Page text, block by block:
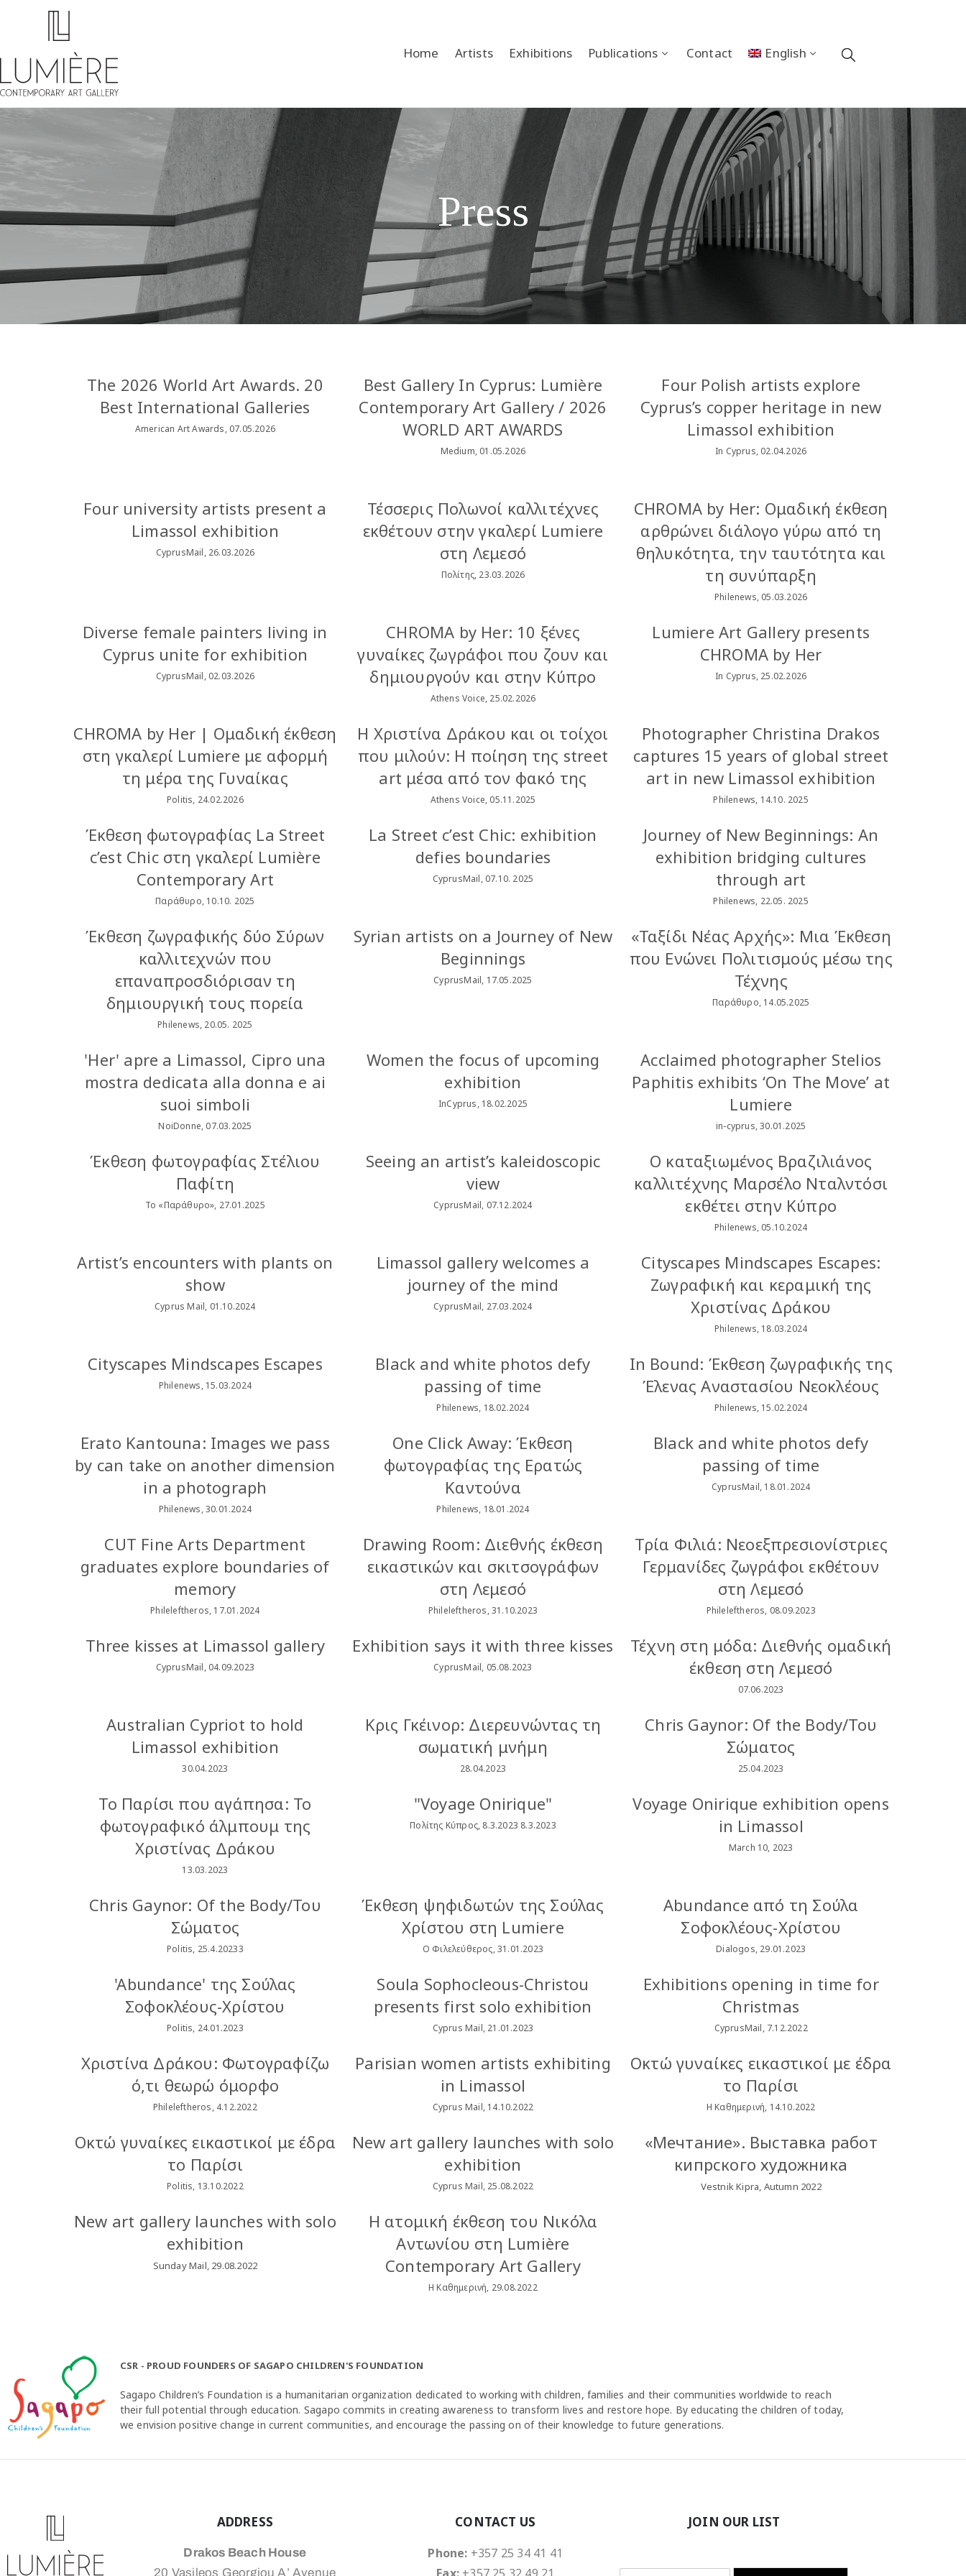
Home Artists Exhibitions Publications Contact English
Press
The 2026 World Art Awards. 20
Best International Galleries
American Art Awards, 07.05.2026
Best Gallery In Cyprus: Lumière
Contemporary Art Gallery / 2026
WORLD ART AWARDS
Medium, 01.05.2026
Four Polish artists explore
Cyprus’s copper heritage in new
Limassol exhibition
In Cyprus, 02.04.2026
Four university artists present a
Limassol exhibition
CyprusMail, 26.03.2026
Τέσσερις Πολωνοί καλλιτέχνες
εκθέτουν στην γκαλερί Lumiere
στη Λεμεσό
Πολίτης, 23.03.2026
CHROMA by Her: Ομαδική έκθεση
αρθρώνει διάλογο γύρω από τη
θηλυκότητα, την ταυτότητα και
τη συνύπαρξη
Philenews, 05.03.2026
Diverse female painters living in
Cyprus unite for exhibition
CyprusMail, 02.03.2026
CHROMA by Her: 10 ξένες
γυναίκες ζωγράφοι που ζουν και
δημιουργούν και στην Κύπρο
Athens Voice, 25.02.2026
Lumiere Art Gallery presents
CHROMA by Her
In Cyprus, 25.02.2026
CHROMA by Her | Ομαδική έκθεση
στη γκαλερί Lumiere με αφορμή
τη μέρα της Γυναίκας
Politis, 24.02.2026
Η Χριστίνα Δράκου και οι τοίχοι
που μιλούν: Η ποίηση της street
art μέσα από τον φακό της
Athens Voice, 05.11.2025
Photographer Christina Drakos
captures 15 years of global street
art in new Limassol exhibition
Philenews, 14.10. 2025
Έκθεση φωτογραφίας La Street
c’est Chic στη γκαλερί Lumière
Contemporary Art
Παράθυρο, 10.10. 2025
La Street c’est Chic: exhibition
defies boundaries
CyprusMail, 07.10. 2025
Journey of New Beginnings: An
exhibition bridging cultures
through art
Philenews, 22.05. 2025
Έκθεση ζωγραφικής δύο Σύρων
καλλιτεχνών που
επαναπροσδιόρισαν τη
δημιουργική τους πορεία
Philenews, 20.05. 2025
Syrian artists on a Journey of New
Beginnings
CyprusMail, 17.05.2025
«Ταξίδι Νέας Αρχής»: Μια Έκθεση
που Ενώνει Πολιτισμούς μέσω της
Τέχνης
Παράθυρο, 14.05.2025
'Her' apre a Limassol, Cipro una
mostra dedicata alla donna e ai
suoi simboli
NoiDonne, 07.03.2025
Women the focus of upcoming
exhibition
InCyprus, 18.02.2025
Acclaimed photographer Stelios
Paphitis exhibits ‘On The Move’ at
Lumiere
in-cyprus, 30.01.2025
Έκθεση φωτογραφίας Στέλιου
Παφίτη
Το «Παράθυρο», 27.01.2025
Seeing an artist’s kaleidoscopic
view
CyprusMail, 07.12.2024
Ο καταξιωμένος Βραζιλιάνος
καλλιτέχνης Μαρσέλο Νταλντόσι
εκθέτει στην Κύπρο
Philenews, 05.10.2024
Artist’s encounters with plants on
show
Cyprus Mail, 01.10.2024
Limassol gallery welcomes a
journey of the mind
CyprusMail, 27.03.2024
Cityscapes Mindscapes Escapes:
Ζωγραφική και κεραμική της
Χριστίνας Δράκου
Philenews, 18.03.2024
Cityscapes Mindscapes Escapes
Philenews, 15.03.2024
Black and white photos defy
passing of time
Philenews, 18.02.2024
In Bound: Έκθεση ζωγραφικής της
Έλενας Αναστασίου Νεοκλέους
Philenews, 15.02.2024
Erato Kantouna: Images we pass
by can take on another dimension
in a photograph
Philenews, 30.01.2024
One Click Away: Έκθεση
φωτογραφίας της Ερατώς
Καντούνα
Philenews, 18.01.2024
Black and white photos defy
passing of time
CyprusMail, 18.01.2024
CUT Fine Arts Department
graduates explore boundaries of
memory
Phileleftheros, 17.01.2024
Drawing Room: Διεθνής έκθεση
εικαστικών και σκιτσογράφων
στη Λεμεσό
Phileleftheros, 31.10.2023
Τρία Φιλιά: Νεοεξπρεσιονίστριες
Γερμανίδες ζωγράφοι εκθέτουν
στη Λεμεσό
Phileleftheros, 08.09.2023
Three kisses at Limassol gallery
CyprusMail, 04.09.2023
Exhibition says it with three kisses
CyprusMail, 05.08.2023
Τέχνη στη μόδα: Διεθνής ομαδική
έκθεση στη Λεμεσό
07.06.2023
Australian Cypriot to hold
Limassol exhibition
30.04.2023
Κρις Γκέινορ: Διερευνώντας τη
σωματική μνήμη
28.04.2023
Chris Gaynor: Of the Body/Του
Σώματος
25.04.2023
Το Παρίσι που αγάπησα: Το
φωτογραφικό άλμπουμ της
Χριστίνας Δράκου
13.03.2023
"Voyage Onirique"
Πολίτης Κύπρος, 8.3.2023 8.3.2023
Voyage Onirique exhibition opens
in Limassol
March 10, 2023
Chris Gaynor: Of the Body/Του
Σώματος
Politis, 25.4.20233
Έκθεση ψηφιδωτών της Σούλας
Χρίστου στη Lumiere
Ο Φιλελεύθερος, 31.01.2023
Abundance από τη Σούλα
Σοφοκλέους-Χρίστου
Dialogos, 29.01.2023
'Abundance' της Σούλας
Σοφοκλέους-Χρίστου
Politis, 24.01.2023
Soula Sophocleous-Christou
presents first solo exhibition
Cyprus Mail, 21.01.2023
Exhibitions opening in time for
Christmas
CyprusMail, 7.12.2022
Χριστίνα Δράκου: Φωτογραφίζω
ό,τι θεωρώ όμορφο
Phileleftheros, 4.12.2022
Parisian women artists exhibiting
in Limassol
Cyprus Mail, 14.10.2022
Οκτώ γυναίκες εικαστικοί με έδρα
το Παρίσι
Η Καθημερινή, 14.10.2022
Οκτώ γυναίκες εικαστικοί με έδρα
το Παρίσι
Politis, 13.10.2022
New art gallery launches with solo
exhibition
Cyprus Mail, 25.08.2022
«Мечтание». Выставка работ
кипрского художника
Vestnik Kipra, Autumn 2022
New art gallery launches with solo
exhibition
Sunday Mail, 29.08.2022
Η ατομική έκθεση του Νικόλα
Αντωνίου στη Lumière
Contemporary Art Gallery
Η Καθημερινή, 29.08.2022
CSR - PROUD FOUNDERS OF SAGAPO CHILDREN'S FOUNDATION
Sagapo Children’s Foundation is a humanitarian organization dedicated to working with children, families and their communities worldwide to reach
their full potential through education. Sagapo commits in creating awareness to transform lives and restore hope. By educating the children of today,
we envision positive change in current communities, and encourage the passing on of their knowledge to future generations.
ADDRESS
Drakos Beach House
20 Vasileos Georgiou A’ Avenue
CONTACT US
Phone: +357 25 34 41 41
JOIN OUR LIST